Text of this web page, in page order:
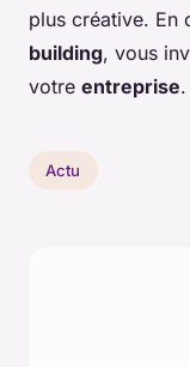
plus créative. En
building, vous
votre entreprise.
Actu